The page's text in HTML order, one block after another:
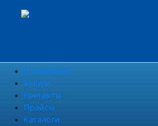
О компании
Услуги
Контакты
Прайсы
Каталоги